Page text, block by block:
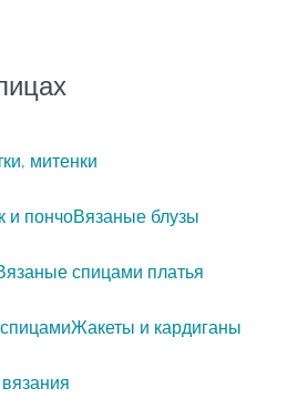
митенки
и пончоВязаные блузы
спицами платья
Жакеты и кардиганы